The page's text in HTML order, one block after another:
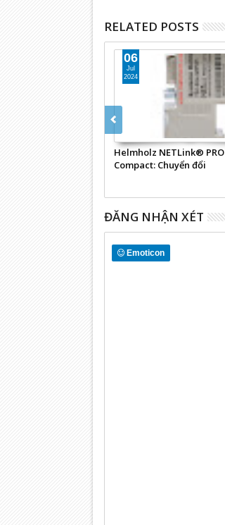
RELATED POSTS
Helmholz NETLink® PRO
Compact: Chuyển đổi
06
Jul
2024
ĐĂNG NHẬN XÉT
Emoticon